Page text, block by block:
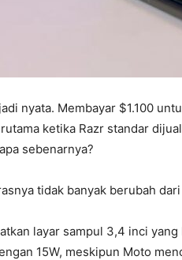
nyata. Membayar $1.100
ketika Razr standar
sebenarnya?
tidak banyak berubah
layar sampul 3,4 inci
15W, meskipun Moto